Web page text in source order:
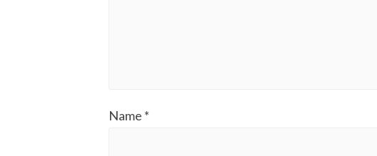
Name *